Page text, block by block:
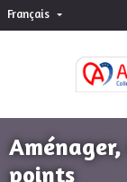
Français Choisir la
points